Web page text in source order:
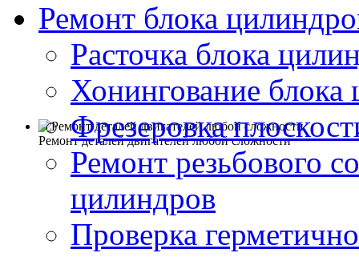
Ремонт деталей двигателей любой сложности
Ремонт блока
Расточка блока
Хонингование блока
Фрезеровка
Ремонт резьбового
цилиндров
Проверка